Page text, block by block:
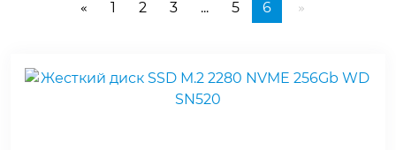
« 1 2 3 ... 5 6 »